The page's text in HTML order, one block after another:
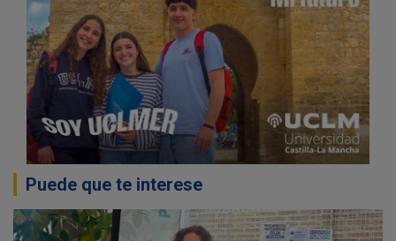
Puede que te interese